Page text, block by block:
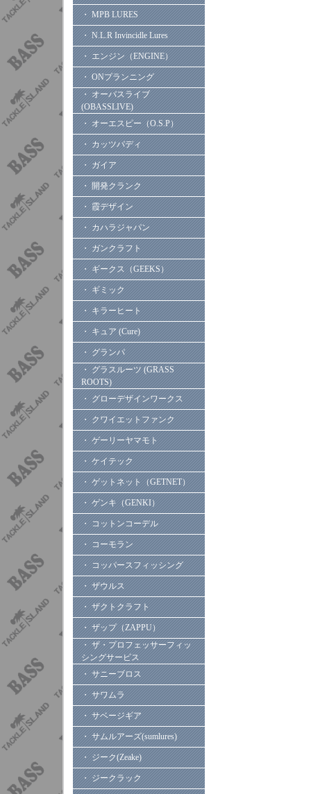
・ MPB LURES
・ N.L.R Invincidle Lures
・ エンジン（ENGINE）
・ ONプランニング
・ オーバスライブ
(OBASSLIVE)
・ オーエスピー（O.S.P）
・ カッツバディ
・ ガイア
・ 開発クランク
・ 霞デザイン
・ カハラジャパン
・ ガンクラフト
・ ギークス（GEEKS）
・ ギミック
・ キラーヒート
・ キュア (Cure)
・ グランパ
・ グラスルーツ (GRASS
ROOTS)
・ グローデザインワークス
・ クワイエットファンク
・ ゲーリーヤマモト
・ ケイテック
・ ゲットネット（GETNET）
・ ゲンキ（GENKI）
・ コットンコーデル
・ コーモラン
・ コッパースフィッシング
・ ザウルス
・ ザクトクラフト
・ ザップ（ZAPPU）
・ ザ・プロフェッサーフィッ
シングサービス
・ サニーブロス
・ サワムラ
・ サベージギア
・ サムルアーズ(sumlures)
・ ジーク(Zeake)
・ ジークラック